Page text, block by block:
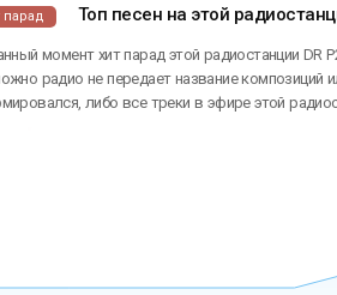
парад Топ песен на этой
момент хит парад этой радиостанции DR
радио не передает название композиций
либо все треки в эфире этой